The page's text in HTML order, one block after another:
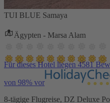
TUI BLUE Samaya
Ägypten - Marsa Alam
Für dieses Hotel liegen 4581
von 98% vor
8-tägige Flugreise, DZ Deluxe